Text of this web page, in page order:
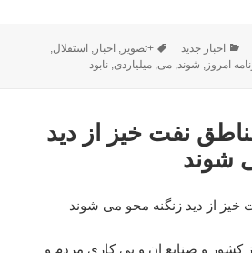
نویسندهدسته‌ها
اخبار جدید برچسب‌ها
+تصویر ,اخبار ,استقلال
امروز شوند ,می ,میلیاردی ,نابود
نفت خیز از دید
شوند
از دید زنگنه محو می شوند
کشور و صنایع ان و بی کاری مردم و